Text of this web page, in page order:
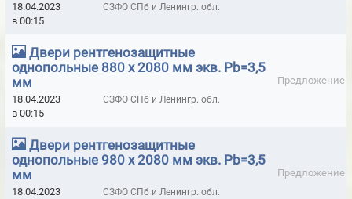
МОДУЛИ ПОРОШКОВОГО ПОЖАРОТУШЕНИЯ ТУНГУС
НАБОРЫ ДИЭЛЕКТРИЧЕСКИХ ИНСТРУМЕНТОВ
НАБОРЫ ИНСТРУМЕНТОВ РЕЛЕЙЩИКА ДЛЯ СЛУЖБ РЗА
НАКЛАДКИ И КОЛПАКИ ЭЛЕКТРОИЗОЛИРУЮЩИЕ
ОПОВЕЩАТЕЛИ СВЕТОДИОДНЫЕ
ОРОСИТЕЛИ TYCO ГОРИЗОНТАЛЬНЫЕ
18.04.2023
в 00:15
СЗФО СПб и Ленингр. обл.
Двери рентгенозащитные
однопольные 880 х 2080 мм экв. Pb=3,5
мм
Предложение
18.04.2023
в 00:15
СЗФО СПб и Ленингр. обл.
Двери рентгенозащитные
однопольные 980 х 2080 мм экв. Pb=3,5
мм
Предложение
18.04.2023
СЗФО СПб и Ленингр. обл.